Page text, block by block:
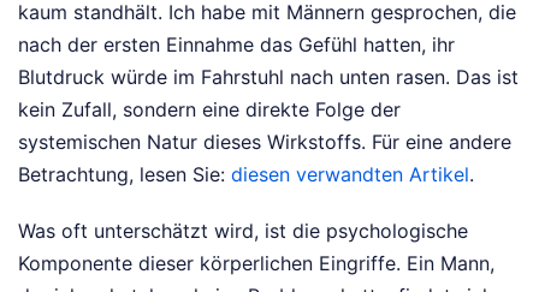
kaum standhält. Ich habe mit Männern gesprochen, die
nach der ersten Einnahme das Gefühl hatten, ihr
Blutdruck würde im Fahrstuhl nach unten rasen. Das ist
kein Zufall, sondern eine direkte Folge der
systemischen Natur dieses Wirkstoffs. Für eine andere
Betrachtung, lesen Sie: diesen verwandten Artikel.
Was oft unterschätzt wird, ist die psychologische
Komponente dieser körperlichen Eingriffe. Ein Mann,